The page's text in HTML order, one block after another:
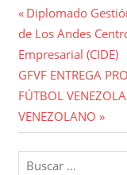
de
entradas
Entrada
anterior:
Diplomado
de Los Andes
Empresarial (CIDE)
Entrada
siguiente:
GFVF ENTREGA
FÚTBOL
VENEZOLANO